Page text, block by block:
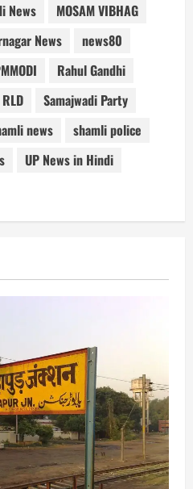
News
MOSAM VIBHAG
News
news80
Rahul Gandhi
RLD
Samajwadi Party
news
shamli police
UP News in Hindi